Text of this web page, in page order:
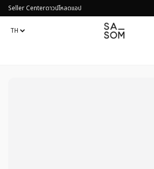
Seller Centerดาวน์โหลดแอป